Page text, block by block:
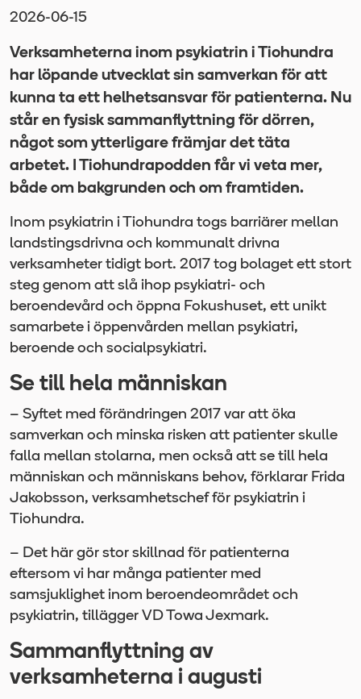
2026-06-15
Verksamheterna inom psykiatrin i Tiohundra
har löpande utvecklat sin samverkan för att
kunna ta ett helhetsansvar för patienterna. Nu
står en fysisk sammanflyttning för dörren,
något som ytterligare främjar det täta
arbetet. I Tiohundrapodden får vi veta mer,
både om bakgrunden och om framtiden.
Inom psykiatrin i Tiohundra togs barriärer mellan
landstingsdrivna och kommunalt drivna
verksamheter tidigt bort. 2017 tog bolaget ett stort
steg genom att slå ihop psykiatri- och
beroendevård och öppna Fokushuset, ett unikt
samarbete i öppenvården mellan psykiatri,
beroende och socialpsykiatri.
Se till hela människan
– Syftet med förändringen 2017 var att öka
samverkan och minska risken att patienter skulle
falla mellan stolarna, men också att se till hela
människan och människans behov, förklarar Frida
Jakobsson, verksamhetschef för psykiatrin i
Tiohundra.
– Det här gör stor skillnad för patienterna
eftersom vi har många patienter med
samsjuklighet inom beroendeområdet och
psykiatrin, tillägger VD Towa Jexmark.
Sammanflyttning av
verksamheterna i augusti